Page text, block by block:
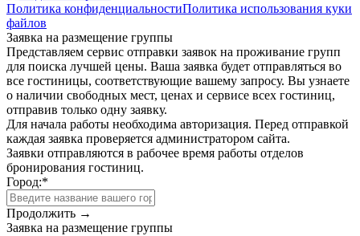
Политика конфиденциальностиПолитика использования куки
файлов
Заявка на размещение группы
Представляем сервис отправки заявок на проживание групп
для поиска лучшей цены. Ваша заявка будет отправляться во
все гостиницы, соответствующие вашему запросу. Вы узнаете
о наличии свободных мест, ценах и сервисе всех гостиниц,
отправив только одну заявку.
Для начала работы необходима авторизация. Перед отправкой
каждая заявка проверяется администратором сайта.
Заявки отправляются в рабочее время работы отделов
бронирования гостиниц.
Город:*
Продолжить →
Заявка на размещение группы